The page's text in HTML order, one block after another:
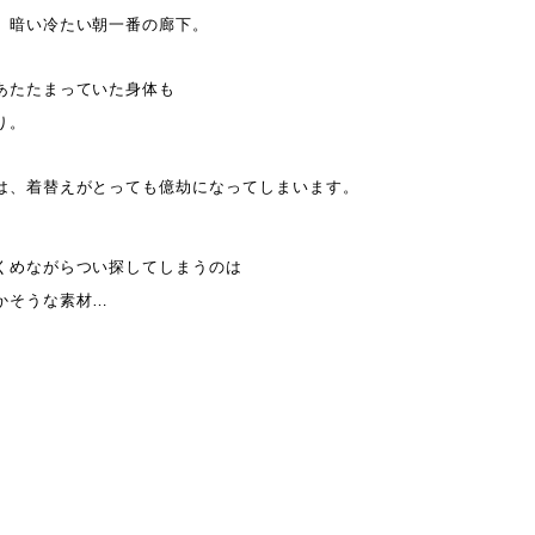
い冷たい朝一番の廊下。
たたまっていた身体も
、着替えがとっても億劫になってしまいます。
めながらつい探してしまうのは
そうな素材…